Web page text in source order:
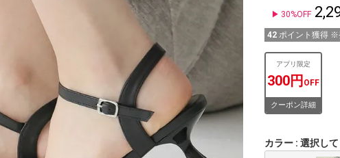
30%OFF
42 ポイント獲得 ※
アプリ限定
300円 OFF
クーポン詳細
カラー 選択し